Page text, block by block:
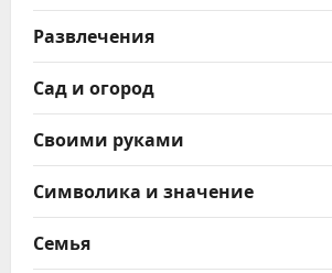
Развлечения
Сад и огород
Своими руками
Символика и значение
Семья